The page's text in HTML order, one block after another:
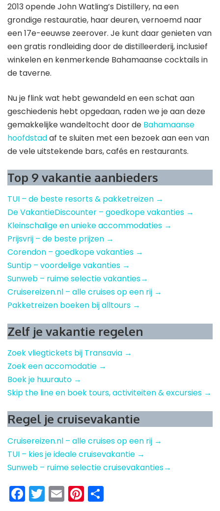
2013 opende John Watling’s Distillery, na een
grondige restauratie, haar deuren, vernoemd naar
een 17e-eeuwse zeerover. Je kunt daar genieten van
een gratis rondleiding door de distilleerderij, inclusief
winkelen en kenmerkende Bahamaanse cocktails in
de taverne.
Nu je flink wat hebt gewandeld en een schat aan
geschiedenis hebt opgedaan, raden we je aan deze
gemakkelijke wandeltocht door de Bahamaanse
hoofdstadaf te sluiten met een bezoek aan een van
de vele uitstekende bars, cafés en restaurants.
Top 9 vakantie aanbieders
TUI – de beste resorts & pakketreizen →
De VakantieDiscounter – goedkope vakanties →
Kleinschalige en unieke accommodaties →
Prijsvrij – de beste prijzen →
Corendon – goedkope vakanties →
Suntip – voordelige vakanties →
Sunweb – ruime selectie vakanties→
Cruisereizen.nl – alle cruises op een rij →
Pakketreizen boeken bij alltours →
Zelf je vakantie regelen
Zoek vliegtickets bij Transavia →
Zoek een accomodatie →
Boek je huurauto →
Skip the line en boek tours, activiteiten & excursies →
Regel je cruisevakantie
Cruisereizen.nl – alle cruises op een rij →
TUI – kies je ideale cruisevakantie →
Sunweb – ruime selectie cruisevakanties→
Facebook
Twitter
EmailPinterest